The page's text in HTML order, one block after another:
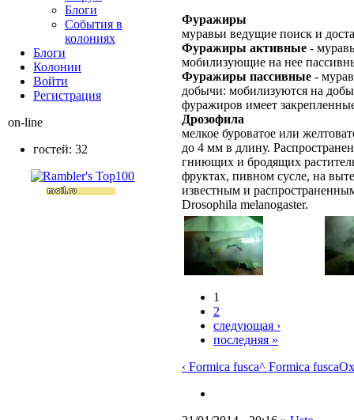
Фуражиры
муравьи ведущие поиск и
Фуражиры активные -
мобилизующие на нее
Фуражиры пассивные -
добычи: мобилизуются на
фуражиров имеет
Дрозофила
мелкое буроватое или
до 4 мм в длину.
гниющих и бродящих
фруктах, пивном сусле, на
известным и
Drosophila melanogaster.
1
2
следующая ›
последняя »
‹ Formica fusca^ Formica fusca
Блоги
События в
колониях
Блоги
Колонии
Войти
Peгиcтpaция
on-line
гостей: 32